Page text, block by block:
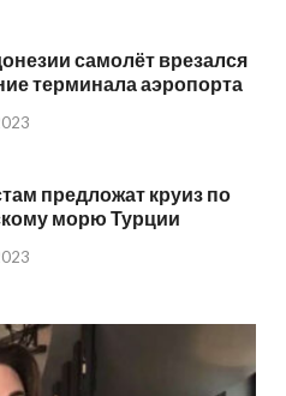
самолёт врезался
терминала аэропорта
предложат круиз по
морю Турции